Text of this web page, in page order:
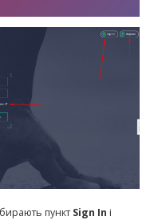
пункт Sign In і